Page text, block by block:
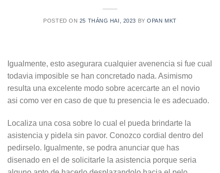
POSTED ON 25 THÁNG HAI, 2023 BYOPAN MKT
Igualmente, esto asegurara cualquier avenencia si fue cual
todavia imposible se han concretado nada. Asimismo
resulta una excelente modo sobre acercarte an el novio
asi­ como ver en caso de que tu presencia le es adecuado.
Localiza una cosa sobre lo cual el pueda brindarte la
asistencia y pidela sin pavor. Conozco cordial dentro del
pedirselo. Igualmente, se podra anunciar que has
disenado en el de solicitarle la asistencia porque seri­a